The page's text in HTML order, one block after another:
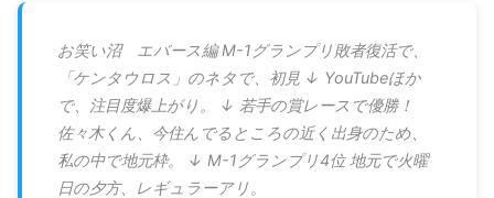
お笑い沼 エバース編 M-1グランプリ敗者復活で、
「ケンタウロス」のネタで、初見 ↓ YouTubeほか
で、注目度爆上がり。 ↓ 若手の賞レースで優勝！
佐々木くん、今住んでるところの近く出身のため、
私の中で地元枠。 ↓ M-1グランプリ4位 地元で火曜
日の夕方、レギュラーアリ。